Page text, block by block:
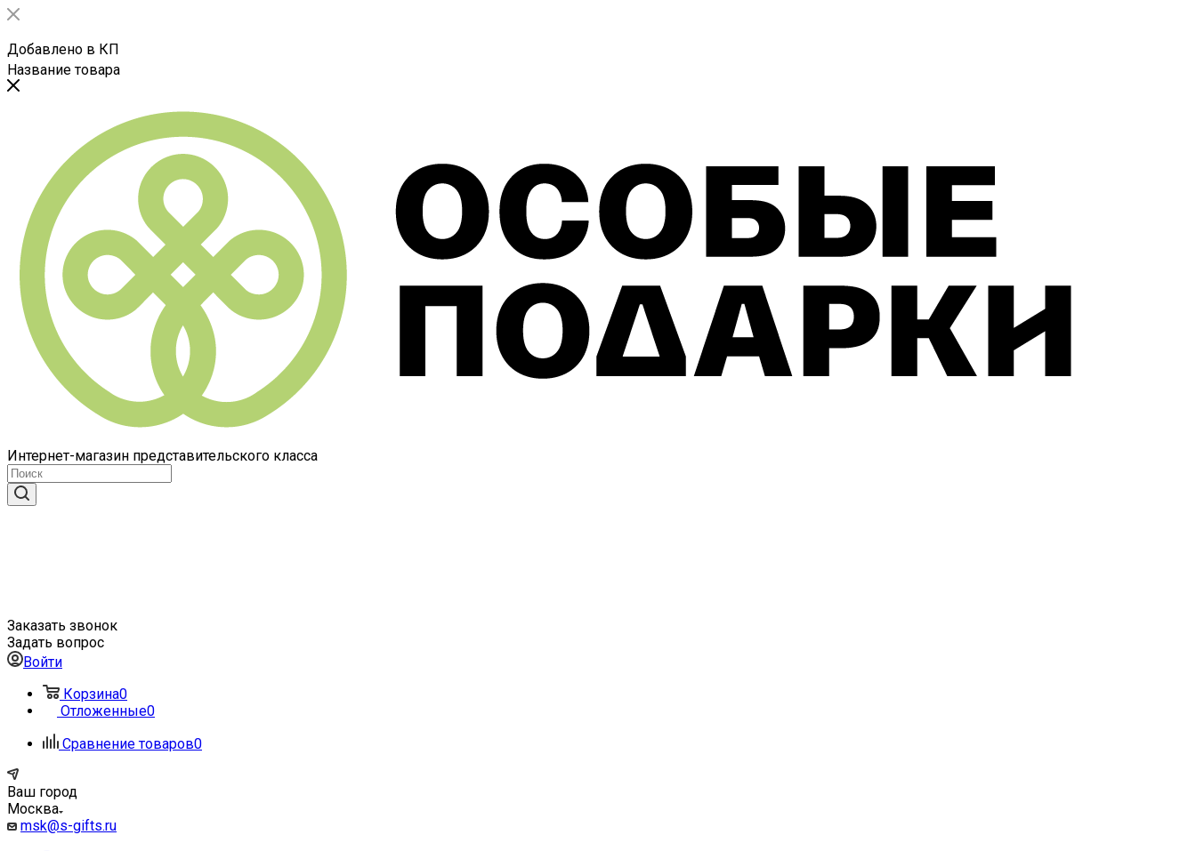
Добавлено в КП
Название товара
Интернет-магазин представительского класса
Заказать звонок
Задать вопрос
Войти
Корзина0
Отложенные0
Сравнение товаров0
Ваш город
Москва
msk@s-gifts.ru